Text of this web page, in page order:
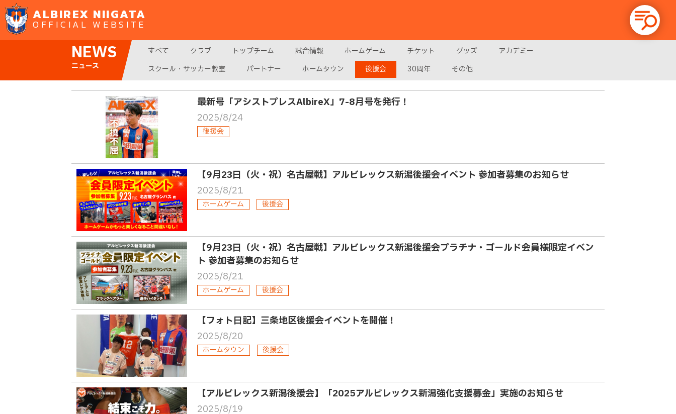
ALBIREX NIIGATA
OFFICIAL WEBSITE
NEWS
ニュース
すべて クラブ トップチーム 試合情報 ホームゲーム チケット グッズ
アカデミー
スクール・サッカー教室
パートナー ホームタウン 後援会 30周年 その他
最新号「アシストプレスAlbireX」7-8月号を発行！
2025/8/24
後援会
【9月23日（火・祝）名古屋戦】アルビレックス新潟後援会イベント 参加者募集のお知らせ
2025/8/21
ホームゲーム 後援会
【9月23日（火・祝）名古屋戦】アルビレックス新潟後援会プラチナ・ゴールド会員様限定イベン
ト 参加者募集のお知らせ
2025/8/21
ホームゲーム 後援会
【フォト日記】三条地区後援会イベントを開催！
2025/8/20
ホームタウン 後援会
【アルビレックス新潟後援会】「2025アルビレックス新潟強化支援募金」実施のお知らせ
2025/8/19